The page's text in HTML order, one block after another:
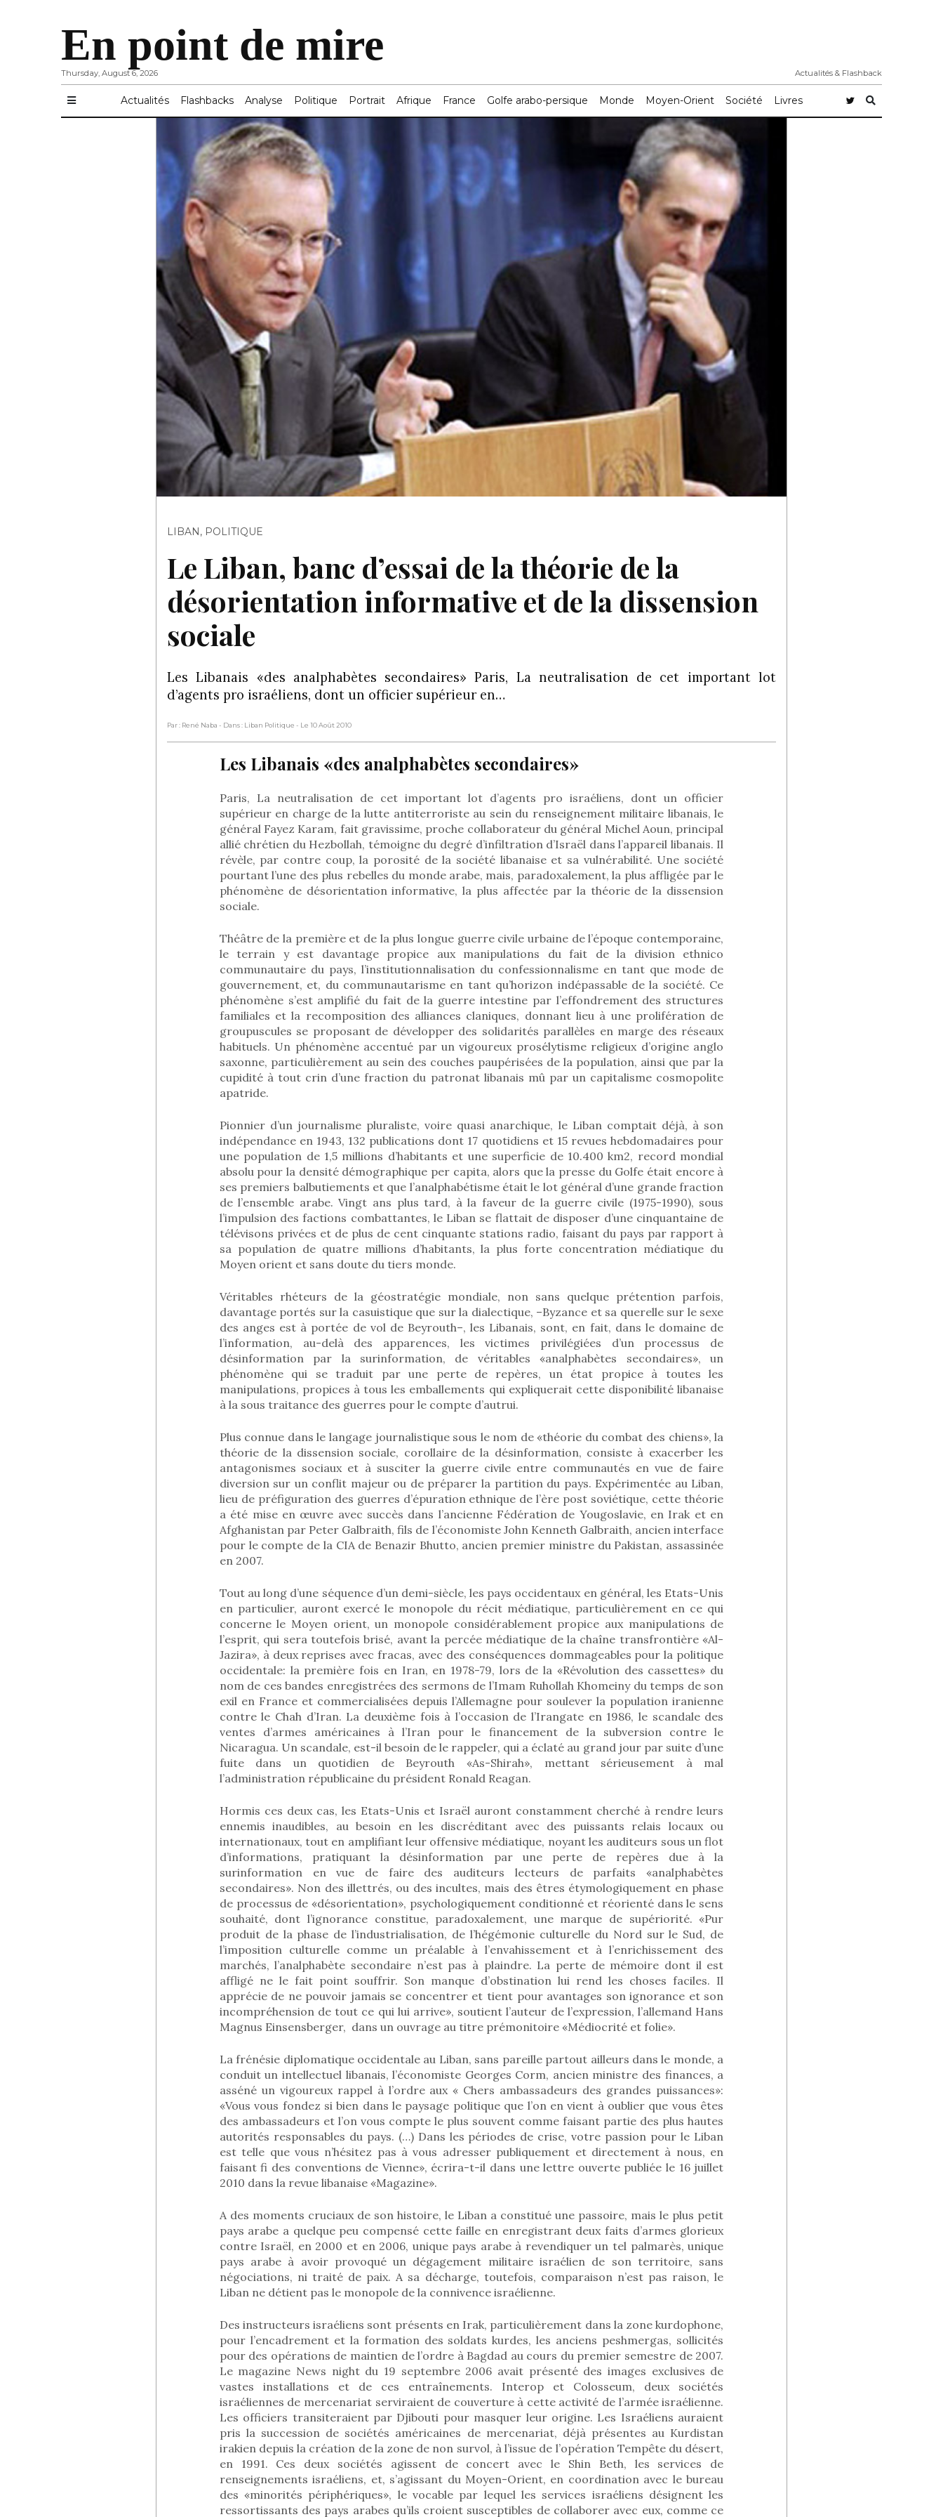
Thursday, August 6, 2026
En point de mire
Actualités & Flashback
Actualités Flashbacks Analyse Politique Portrait Afrique France Golfe arabo-persique Monde Moyen-Orient Société Livres
LIBAN, POLITIQUE
Le Liban, banc d’essai de la théorie de la
désorientation informative et de la dissension
sociale
Les Libanais «des analphabètes secondaires» Paris, La neutralisation de cet important lot
d’agents pro israéliens, dont un officier supérieur en…
Par : René Naba - Dans : Liban Politique - Le 10 Août 2010
Les Libanais «des analphabètes secondaires»
Paris, La neutralisation de cet important lot d’agents pro israéliens, dont un officier
supérieur en charge de la lutte antiterroriste au sein du renseignement militaire libanais, le
général Fayez Karam, fait gravissime, proche collaborateur du général Michel Aoun, principal
allié chrétien du Hezbollah, témoigne du degré d’infiltration d’Israël dans l’appareil libanais. Il
révèle, par contre coup, la porosité de la société libanaise et sa vulnérabilité. Une société
pourtant l’une des plus rebelles du monde arabe, mais, paradoxalement, la plus affligée par le
phénomène de désorientation informative, la plus affectée par la théorie de la dissension
sociale.
Théâtre de la première et de la plus longue guerre civile urbaine de l’époque contemporaine,
le terrain y est davantage propice aux manipulations du fait de la division ethnico
communautaire du pays, l’institutionnalisation du confessionnalisme en tant que mode de
gouvernement, et, du communautarisme en tant qu’horizon indépassable de la société. Ce
phénomène s’est amplifié du fait de la guerre intestine par l’effondrement des structures
familiales et la recomposition des alliances claniques, donnant lieu à une prolifération de
groupuscules se proposant de développer des solidarités parallèles en marge des réseaux
habituels. Un phénomène accentué par un vigoureux prosélytisme religieux d’origine anglo
saxonne, particulièrement au sein des couches paupérisées de la population, ainsi que par la
cupidité à tout crin d’une fraction du patronat libanais mû par un capitalisme cosmopolite
apatride.
Pionnier d’un journalisme pluraliste, voire quasi anarchique, le Liban comptait déjà, à son
indépendance en 1943, 132 publications dont 17 quotidiens et 15 revues hebdomadaires pour
une population de 1,5 millions d’habitants et une superficie de 10.400 km2, record mondial
absolu pour la densité démographique per capita, alors que la presse du Golfe était encore à
ses premiers balbutiements et que l’analphabétisme était le lot général d’une grande fraction
de l’ensemble arabe. Vingt ans plus tard, à la faveur de la guerre civile (1975-1990), sous
l’impulsion des factions combattantes, le Liban se flattait de disposer d’une cinquantaine de
télévisons privées et de plus de cent cinquante stations radio, faisant du pays par rapport à
sa population de quatre millions d’habitants, la plus forte concentration médiatique du
Moyen orient et sans doute du tiers monde.
Véritables rhéteurs de la géostratégie mondiale, non sans quelque prétention parfois,
davantage portés sur la casuistique que sur la dialectique, –Byzance et sa querelle sur le sexe
des anges est à portée de vol de Beyrouth–, les Libanais, sont, en fait, dans le domaine de
l’information, au-delà des apparences, les victimes privilégiées d’un processus de
désinformation par la surinformation, de véritables «analphabètes secondaires», un
phénomène qui se traduit par une perte de repères, un état propice à toutes les
manipulations, propices à tous les emballements qui expliquerait cette disponibilité libanaise
à la sous traitance des guerres pour le compte d’autrui.
Plus connue dans le langage journalistique sous le nom de «théorie du combat des chiens», la
théorie de la dissension sociale, corollaire de la désinformation, consiste à exacerber les
antagonismes sociaux et à susciter la guerre civile entre communautés en vue de faire
diversion sur un conflit majeur ou de préparer la partition du pays. Expérimentée au Liban,
lieu de préfiguration des guerres d’épuration ethnique de l’ère post soviétique, cette théorie
a été mise en œuvre avec succès dans l’ancienne Fédération de Yougoslavie, en Irak et en
Afghanistan par Peter Galbraith, fils de l’économiste John Kenneth Galbraith, ancien interface
pour le compte de la CIA de Benazir Bhutto, ancien premier ministre du Pakistan, assassinée
en 2007.
Tout au long d’une séquence d’un demi-siècle, les pays occidentaux en général, les Etats-Unis
en particulier, auront exercé le monopole du récit médiatique, particulièrement en ce qui
concerne le Moyen orient, un monopole considérablement propice aux manipulations de
l’esprit, qui sera toutefois brisé, avant la percée médiatique de la chaîne transfrontière «Al-
Jazira», à deux reprises avec fracas, avec des conséquences dommageables pour la politique
occidentale: la première fois en Iran, en 1978-79, lors de la «Révolution des cassettes» du
nom de ces bandes enregistrées des sermons de l’Imam Ruhollah Khomeiny du temps de son
exil en France et commercialisées depuis l’Allemagne pour soulever la population iranienne
contre le Chah d’Iran. La deuxième fois à l’occasion de l’Irangate en 1986, le scandale des
ventes d’armes américaines à l’Iran pour le financement de la subversion contre le
Nicaragua. Un scandale, est-il besoin de le rappeler, qui a éclaté au grand jour par suite d’une
fuite dans un quotidien de Beyrouth «As-Shirah», mettant sérieusement à mal
l’administration républicaine du président Ronald Reagan.
Hormis ces deux cas, les Etats-Unis et Israël auront constamment cherché à rendre leurs
ennemis inaudibles, au besoin en les discréditant avec des puissants relais locaux ou
internationaux, tout en amplifiant leur offensive médiatique, noyant les auditeurs sous un flot
d’informations, pratiquant la désinformation par une perte de repères due à la
surinformation en vue de faire des auditeurs lecteurs de parfaits «analphabètes
secondaires». Non des illettrés, ou des incultes, mais des êtres étymologiquement en phase
de processus de «désorientation», psychologiquement conditionné et réorienté dans le sens
souhaité, dont l’ignorance constitue, paradoxalement, une marque de supériorité. «Pur
produit de la phase de l’industrialisation, de l’hégémonie culturelle du Nord sur le Sud, de
l’imposition culturelle comme un préalable à l’envahissement et à l’enrichissement des
marchés, l’analphabète secondaire n’est pas à plaindre. La perte de mémoire dont il est
affligé ne le fait point souffrir. Son manque d’obstination lui rend les choses faciles. Il
apprécie de ne pouvoir jamais se concentrer et tient pour avantages son ignorance et son
incompréhension de tout ce qui lui arrive», soutient l’auteur de l’expression, l’allemand Hans
Magnus Einsensberger, dans un ouvrage au titre prémonitoire «Médiocrité et folie».
La frénésie diplomatique occidentale au Liban, sans pareille partout ailleurs dans le monde, a
conduit un intellectuel libanais, l’économiste Georges Corm, ancien ministre des finances, a
asséné un vigoureux rappel à l’ordre aux « Chers ambassadeurs des grandes puissances»:
«Vous vous fondez si bien dans le paysage politique que l’on en vient à oublier que vous êtes
des ambassadeurs et l’on vous compte le plus souvent comme faisant partie des plus hautes
autorités responsables du pays. (…) Dans les périodes de crise, votre passion pour le Liban
est telle que vous n’hésitez pas à vous adresser publiquement et directement à nous, en
faisant fi des conventions de Vienne», écrira-t-il dans une lettre ouverte publiée le 16 juillet
2010 dans la revue libanaise «Magazine».
A des moments cruciaux de son histoire, le Liban a constitué une passoire, mais le plus petit
pays arabe a quelque peu compensé cette faille en enregistrant deux faits d’armes glorieux
contre Israël, en 2000 et en 2006, unique pays arabe à revendiquer un tel palmarès, unique
pays arabe à avoir provoqué un dégagement militaire israélien de son territoire, sans
négociations, ni traité de paix. A sa décharge, toutefois, comparaison n’est pas raison, le
Liban ne détient pas le monopole de la connivence israélienne.
Des instructeurs israéliens sont présents en Irak, particulièrement dans la zone kurdophone,
pour l’encadrement et la formation des soldats kurdes, les anciens peshmergas, sollicités
pour des opérations de maintien de l’ordre à Bagdad au cours du premier semestre de 2007.
Le magazine News night du 19 septembre 2006 avait présenté des images exclusives de
vastes installations et de ces entraînements. Interop et Colosseum, deux sociétés
israéliennes de mercenariat serviraient de couverture à cette activité de l’armée israélienne.
Les officiers transiteraient par Djibouti pour masquer leur origine. Les Israéliens auraient
pris la succession de sociétés américaines de mercenariat, déjà présentes au Kurdistan
irakien depuis la création de la zone de non survol, à l’issue de l’opération Tempête du désert,
en 1991. Ces deux sociétés agissent de concert avec le Shin Beth, les services de
renseignements israéliens, et, s’agissant du Moyen-Orient, en coordination avec le bureau
des «minorités périphériques», le vocable par lequel les services israéliens désignent les
ressortissants des pays arabes qu’ils croient susceptibles de collaborer avec eux, comme ce